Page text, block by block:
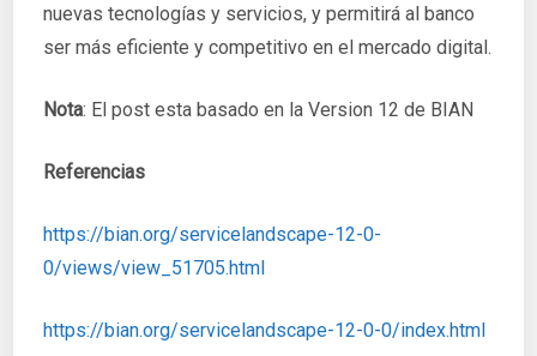
nuevas tecnologías y servicios, y permitirá al banco
ser más eficiente y competitivo en el mercado digital.
Nota: El post esta basado en la Version 12 de BIAN
Referencias
https://bian.org/servicelandscape-12-0-
0/views/view_51705.html
https://bian.org/servicelandscape-12-0-0/index.html